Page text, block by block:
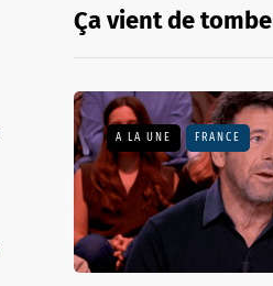
Ça vient de
A LA UNE FRANCE